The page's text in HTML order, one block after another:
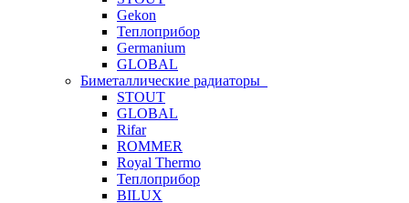
Gekon
Теплоприбор
Germanium
GLOBAL
Биметаллические радиаторы
STOUT
GLOBAL
Rifar
ROMMER
Royal Thermo
Теплоприбор
BILUX